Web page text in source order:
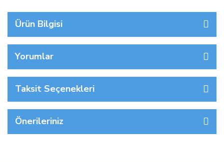
Ürün Bilgisi
Yorumlar
Taksit Seçenekleri
Önerileriniz